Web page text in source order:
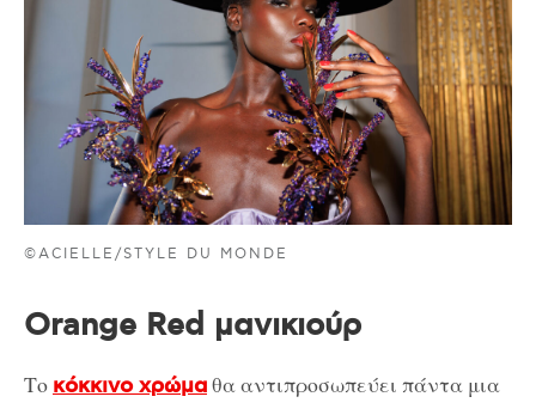
©ACIELLE/STYLE DU MONDE
Orange Red μανικιούρ
Το κόκκινο χρώμαθα αντιπροσωπεύει πάντα μια